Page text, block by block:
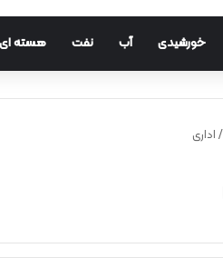
خورشیدی آب نفت هسته ای
/ اداری